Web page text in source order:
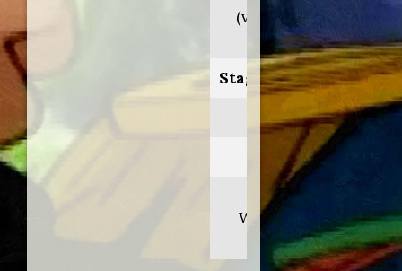
(voce originale
n.d.)
Stagione.Episodio:
3.13
Regia di:
James T.
Walker/Jamie
Mitchell